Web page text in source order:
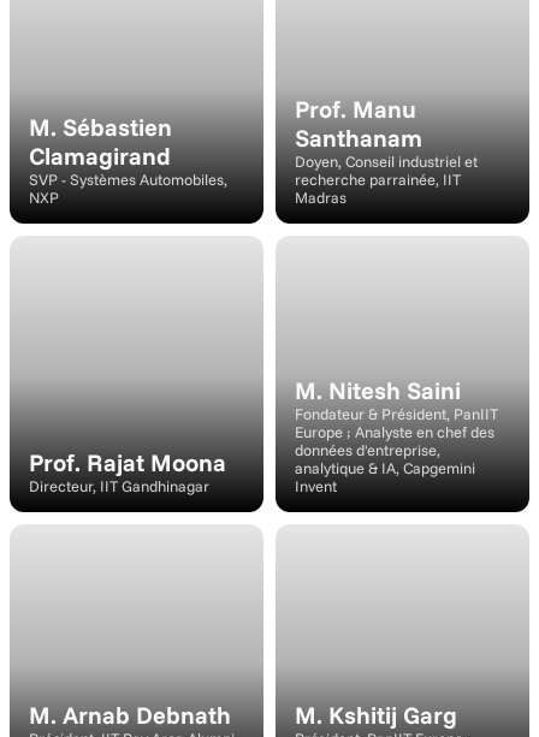
M. Sébastien
Clamagirand
SVP - Systèmes Automobiles,
NXP
Prof. Manu
Santhanam
Doyen, Conseil industriel et
recherche parrainée, IIT
Madras
Prof. Rajat Moona
Directeur, IIT Gandhinagar
M. Nitesh Saini
Fondateur & Président, PanIIT
Europe ; Analyste en chef des
données d'entreprise,
analytique & IA, Capgemini
Invent
M. Arnab Debnath M. Kshitij Garg